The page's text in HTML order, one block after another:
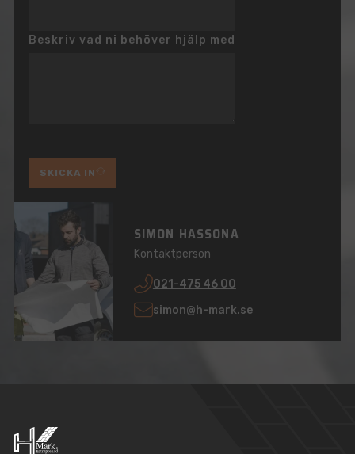
SIMON HASSONA
Kontaktperson
021-475 46 00
simon@h-mark.se
Beskriv vad ni behöver hjälp med
SKICKA IN